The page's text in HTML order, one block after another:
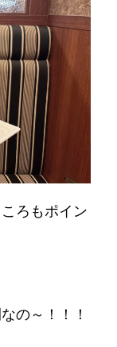
ろもポイン
の～！！！